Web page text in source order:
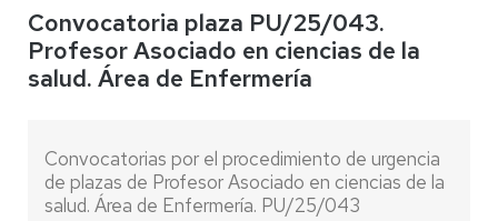
Convocatoria plaza PU/25/043.
Profesor Asociado en ciencias de la
salud. Área de Enfermería
Convocatorias por el procedimiento de urgencia
de plazas de Profesor Asociado en ciencias de la
salud. Área de Enfermería. PU/25/043